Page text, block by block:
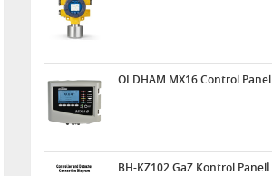
OLDHAM MX16 Control Panel
BH-KZ102 GaZ Kontrol Panelİ